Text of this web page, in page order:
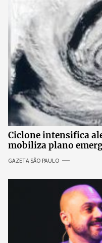
Ciclone intensifica
mobiliza plano
impactos no
GAZETA SÃO PAULO